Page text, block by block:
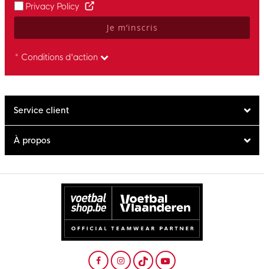
Privacy Policy
Je m’inscris
* Conditions d'action
Service client
À propos